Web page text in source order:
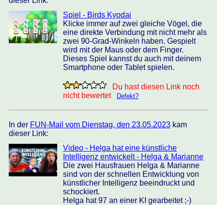
Spiel - Birds Kyodai
Klicke immer auf zwei gleiche Vögel, die
eine direkte Verbindung mit nicht mehr als
zwei 90-Grad-Winkeln haben. Gespielt
wird mit der Maus oder dem Finger.
Dieses Spiel kannst du auch mit deinem
Smartphone oder Tablet spielen.
Du hast diesen Link noch
nicht bewertet
Defekt?
In der FUN-Mail vom Dienstag, den 23.05.2023 kam
dieser Link:
Video - Helga hat eine künstliche
Intelligenz entwickelt - Helga & Marianne
Die zwei Hausfrauen Helga & Marianne
sind von der schnellen Entwicklung von
künstlicher Intelligenz beeindruckt und
schockiert.
Helga hat 97 an einer KI gearbeitet ;-)